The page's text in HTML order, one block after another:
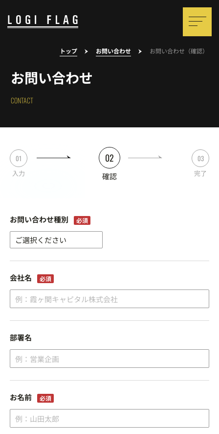
トップ お問い合わせ お問い合わせ（確認）
お問い合わせ
CONTACT
01
入力
02
確認
03
完了
お問い合わせ種別
会社名
部署名
お名前